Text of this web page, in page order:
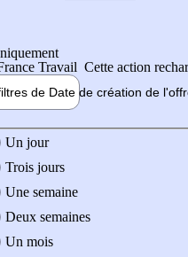
Travail Cette action
de Date de création de
de l'offre
Un jour
Trois jours
Une semaine
Deux semaines
Un mois